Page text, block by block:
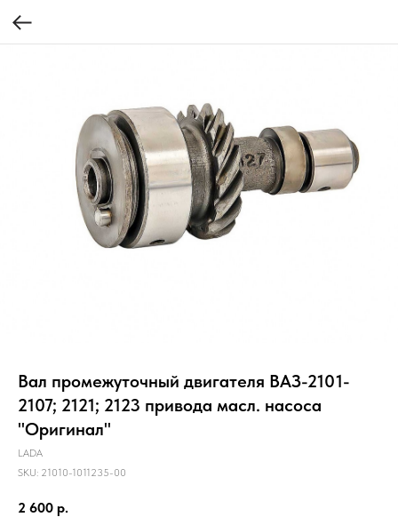
Вал промежуточный двигателя ВАЗ-2101-
2107; 2121; 2123 привода масл. насоса
"Оригинал"
LADA
SKU: 21010-1011235-00
2 600 р.